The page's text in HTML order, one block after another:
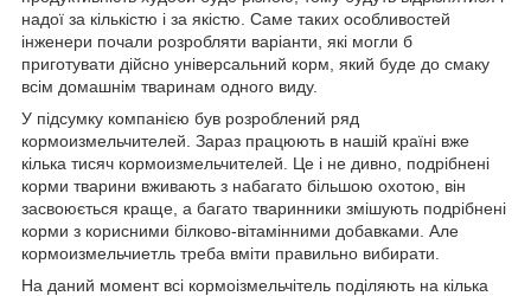
надої за кількістю і за якістю. Саме таких особливостей
інженери почали розробляти варіанти, які могли б
приготувати дійсно універсальний корм, який буде до смаку
всім домашнім тваринам одного виду.
У підсумку компанією був розроблений ряд
кормоизмельчителей. Зараз працюють в нашій країні вже
кілька тисяч кормоизмельчителей. Це і не дивно, подрібнені
корми тварини вживають з набагато більшою охотою, він
засвоюється краще, а багато тваринники змішують подрібнені
корми з корисними білково-вітамінними добавками. Але
кормоизмельчиетль треба вміти правильно вибирати.
На даний момент всі кормоізмельчітель поділяють на кілька